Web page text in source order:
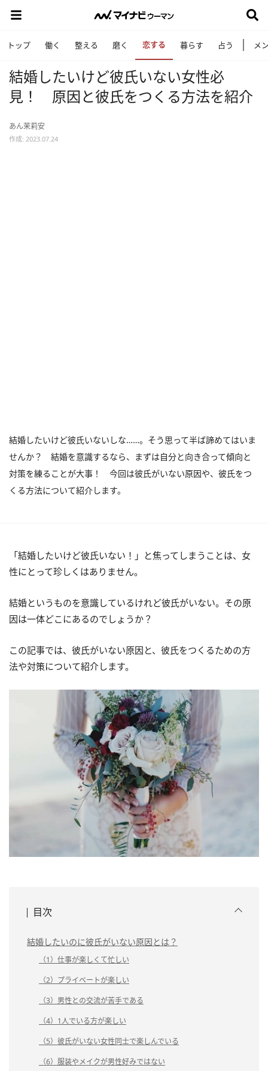
トップ 働く 整える 磨く 恋する 暮らす 占う メ
結婚したいけど彼氏いない女性必
見！ 原因と彼氏をつくる方法を紹介
あん茉莉安
作成: 2023.07.24
結婚したいけど彼氏いないしな……。そう思って半ば諦めてはいま
せんか？ 結婚を意識するなら、まずは自分と向き合って傾向と
対策を練ることが大事！ 今回は彼氏がいない原因や、彼氏をつ
くる方法について紹介します。
「結婚したいけど彼氏いない！」と焦ってしまうことは、女
性にとって珍しくはありません。
結婚というものを意識しているけれど彼氏がいない。その原
因は一体どこにあるのでしょうか？
この記事では、彼氏がいない原因と、彼氏をつくるための方
法や対策について紹介します。
目次
結婚したいのに彼氏がいない原因とは？
（1）仕事が楽しくて忙しい
（2）プライベートが楽しい
（3）男性との交流が苦手である
（4）1人でいる方が楽しい
（5）彼氏がいない女性同士で楽しんでいる
（6）服装やメイクが男性好みではない